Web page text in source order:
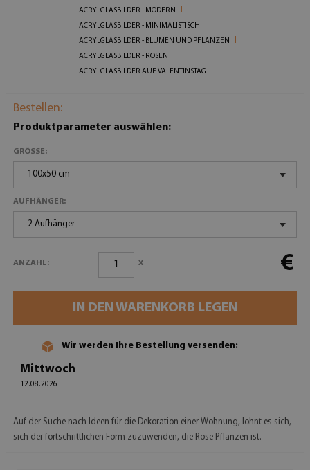
ACRYLGLASBILDER - MODERN
ACRYLGLASBILDER - MINIMALISTISCH
ACRYLGLASBILDER - BLUMEN UND PFLANZEN
ACRYLGLASBILDER - ROSEN
ACRYLGLASBILDER AUF VALENTINSTAG
Bestellen:
Produktparameter auswählen:
GRÖSSE:
100x50 cm
AUFHÄNGER:
2 Aufhänger
ANZAHL: x €
IN DEN WARENKORB LEGEN
Wir werden Ihre Bestellung versenden:
Mittwoch
12.08.2026
Auf der Suche nach Ideen für die Dekoration einer Wohnung, lohnt es sich,
sich der fortschrittlichen Form zuzuwenden, die Rose Pflanzen ist.